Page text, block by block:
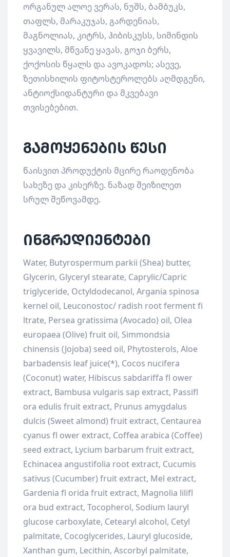
ორგანულ ალოე ვერას, ნუშს, ბამბუკს,
თაფლს, მარაკუჯას, გარდენიას,
მაგნოლიას, კიტრს, ჰიბისკუსს, სიმინდის
ყვავილს, მწვანე ყავას, გოჯი ბერს,
ქოქოსის წყალს და ავოკადოს; ასევე,
ზეთისხილის ფიტოსტეროლებს აღმდგენი,
ანტიოქსიდანტური და მკვებავი
თვისებებით.
გამოყენების წესი
წაისვით პროდუქტის მცირე რაოდენობა
სახეზე და კისერზე. ნაზად შეიზილეთ
სრულ შეწოვამდე.
ინგრედიენტები
Water, Butyrospermum parkii (Shea) butter,
Glycerin, Glyceryl stearate, Caprylic/Capric
triglyceride, Octyldodecanol, Argania spinosa
kernel oil, Leuconostoc/ radish root ferment fi
ltrate, Persea gratissima (Avocado) oil, Olea
europaea (Olive) fruit oil, Simmondsia
chinensis (Jojoba) seed oil, Phytosterols, Aloe
barbadensis leaf juice(*), Cocos nucifera
(Coconut) water, Hibiscus sabdariffa fl ower
extract, Bambusa vulgaris sap extract, Passifl
ora edulis fruit extract, Prunus amygdalus
dulcis (Sweet almond) fruit extract, Centaurea
cyanus fl ower extract, Coffea arabica (Coffee)
seed extract, Lycium barbarum fruit extract,
Echinacea angustifolia root extract, Cucumis
sativus (Cucumber) fruit extract, Mel extract,
Gardenia fl orida fruit extract, Magnolia lilifl
ora bud extract, Tocopherol, Sodium lauryl
glucose carboxylate, Cetearyl alcohol, Cetyl
palmitate, Cocoglycerides, Lauryl glucoside,
Xanthan gum, Lecithin, Ascorbyl palmitate,